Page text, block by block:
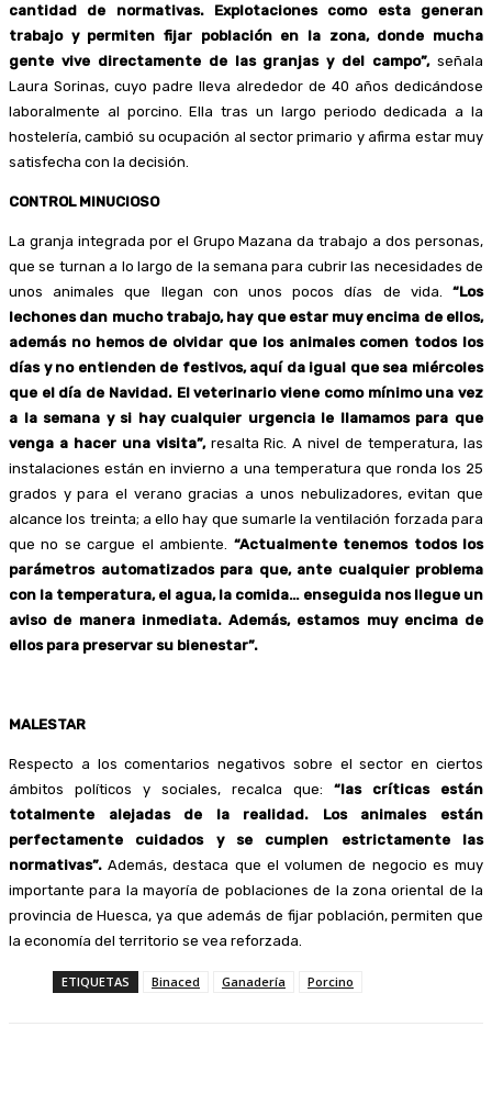
cantidad de normativas. Explotaciones como esta generan
trabajo y permiten fijar población en la zona, donde mucha
gente vive directamente de las granjas y del campo”,señala
Laura Sorinas, cuyo padre lleva alrededor de 40 años dedicándose
laboralmente al porcino. Ella tras un largo periodo dedicada a la
hostelería, cambió su ocupación al sector primario y afirma estar muy
satisfecha con la decisión.
CONTROL MINUCIOSO
La granja integrada por el Grupo Mazana da trabajo a dos personas,
que se turnan a lo largo de la semana para cubrir las necesidades de
unos animales que llegan con unos pocos días de vida. “Los
lechones dan mucho trabajo, hay que estar muy encima de ellos,
además no hemos de olvidar que los animales comen todos los
días y no entienden de festivos, aquí da igual que sea miércoles
que el día de Navidad. El veterinario viene como mínimo una vez
a la semana y si hay cualquier urgencia le llamamos para que
venga a hacer una visita”,resalta Ric. A nivel de temperatura, las
instalaciones están en invierno a una temperatura que ronda los 25
grados y para el verano gracias a unos nebulizadores, evitan que
alcance los treinta; a ello hay que sumarle la ventilación forzada para
que no se cargue el ambiente. “Actualmente tenemos todos los
parámetros automatizados para que, ante cualquier problema
con la temperatura, el agua, la comida… enseguida nos llegue un
aviso de manera inmediata. Además, estamos muy encima de
ellos para preservar su bienestar”.
MALESTAR
Respecto a los comentarios negativos sobre el sector en ciertos
ámbitos políticos y sociales, recalca que: “las críticas están
totalmente alejadas de la realidad. Los animales están
perfectamente cuidados y se cumplen estrictamente las
normativas”.Además, destaca que el volumen de negocio es muy
importante para la mayoría de poblaciones de la zona oriental de la
provincia de Huesca, ya que además de fijar población, permiten que
la economía del territorio se vea reforzada.
ETIQUETAS Binaced Ganadería Porcino